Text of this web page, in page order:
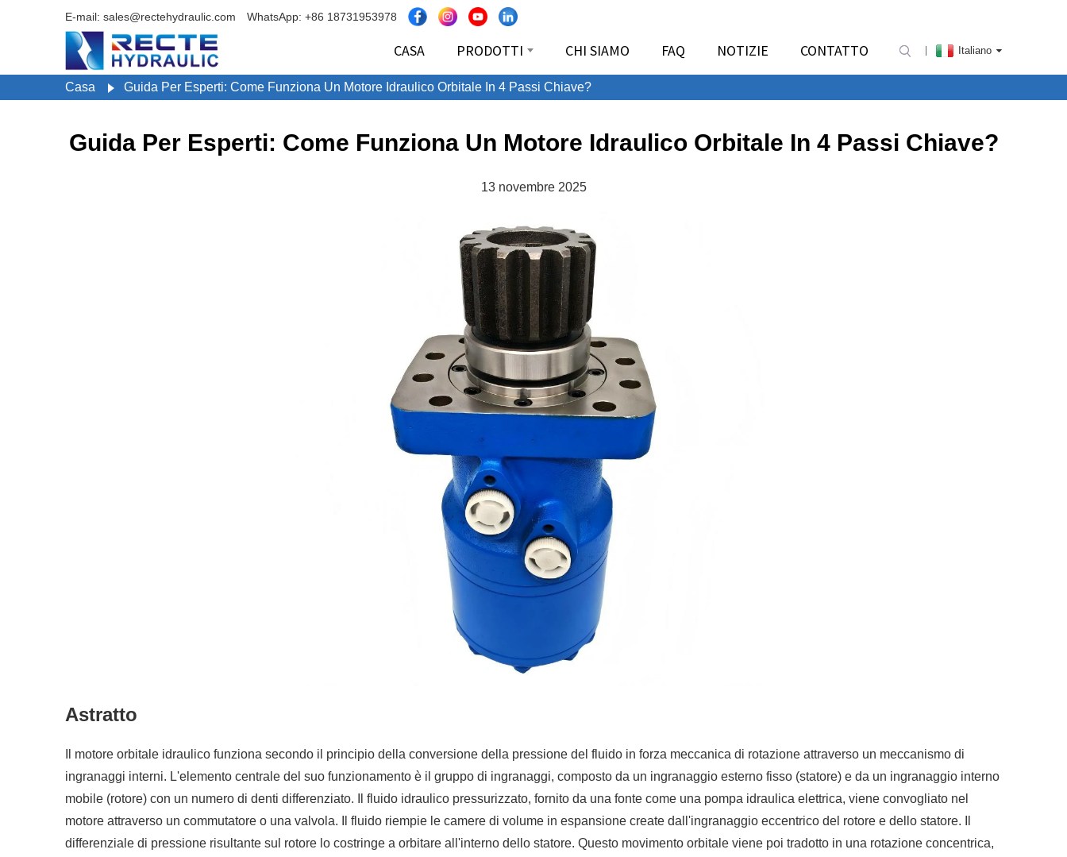
E-mail: sales@rectehydraulic.com WhatsApp: +86 18731953978
CASA PRODOTTI CHI SIAMO FAQ NOTIZIE CONTATTO Italiano
Casa Guida Per Esperti: Come Funziona Un Motore Idraulico Orbitale In 4 Passi Chiave?
Guida Per Esperti: Come Funziona Un Motore Idraulico Orbitale In 4 Passi Chiave?
13 novembre 2025
Astratto
Il motore orbitale idraulico funziona secondo il principio della conversione della pressione del fluido in forza meccanica di rotazione attraverso un meccanismo di
ingranaggi interni. L'elemento centrale del suo funzionamento è il gruppo di ingranaggi, composto da un ingranaggio esterno fisso (statore) e da un ingranaggio interno
mobile (rotore) con un numero di denti differenziato. Il fluido idraulico pressurizzato, fornito da una fonte come una pompa idraulica elettrica, viene convogliato nel
motore attraverso un commutatore o una valvola. Il fluido riempie le camere di volume in espansione create dall'ingranaggio eccentrico del rotore e dello statore. Il
differenziale di pressione risultante sul rotore lo costringe a orbitare all'interno dello statore. Questo movimento orbitale viene poi tradotto in una rotazione concentrica,